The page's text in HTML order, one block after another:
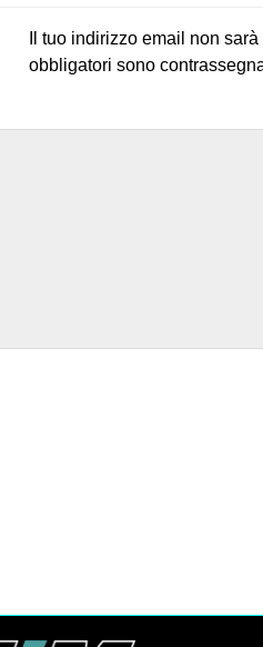
Il tuo indirizzo email non
obbligatori sono